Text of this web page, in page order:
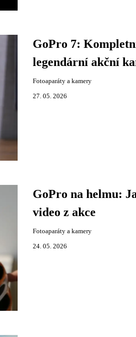
GoPro 7:
legendární akční
Fotoaparáty a kamery
27. 05. 2026
GoPro na helmu:
video z akce
Fotoaparáty a kamery
24. 05. 2026